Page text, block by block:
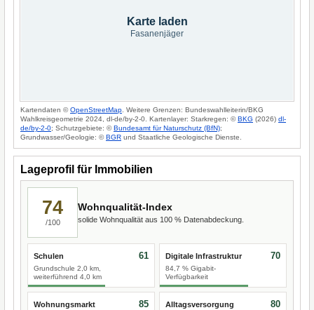
Karte laden
Fasanenjäger
Kartendaten ©OpenStreetMap . Weitere Grenzen: Bundeswahlleiterin/BKG
Wahlkreisgeometrie 2024, dl-de/by-2-0. Kartenlayer: Starkregen: ©BKG (2026) dl-
de/by-2-0; Schutzgebiete: ©Bundesamt für Naturschutz (BfN);
Grundwasser/Geologie: ©BGR und Staatliche Geologische Dienste.
Lageprofil für Immobilien
74
/100
Wohnqualität-Index
solide Wohnqualität aus 100 % Datenabdeckung.
Schulen
Grundschule 2,0 km,
weiterführend 4,0 km
61 Digitale Infrastruktur
84,7 % Gigabit-
Verfügbarkeit
70
Wohnungsmarkt 85 Alltagsversorgung 80